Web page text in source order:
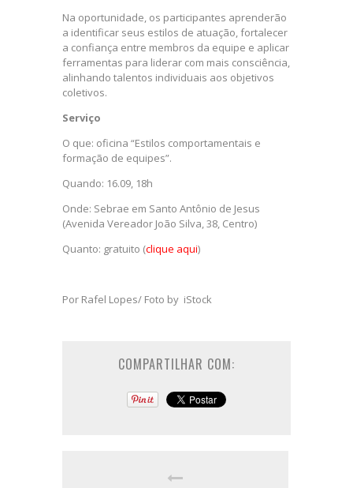
Na oportunidade, os participantes aprenderão
a identificar seus estilos de atuação, fortalecer
a confiança entre membros da equipe e aplicar
ferramentas para liderar com mais consciência,
alinhando talentos individuais aos objetivos
coletivos.
Serviço
O que: oficina “Estilos comportamentais e
formação de equipes”.
Quando: 16.09, 18h
Onde: Sebrae em Santo Antônio de Jesus
(Avenida Vereador João Silva, 38, Centro)
Quanto: gratuito (clique aqui)
Por Rafel Lopes/ Foto by iStock
COMPARTILHAR COM: